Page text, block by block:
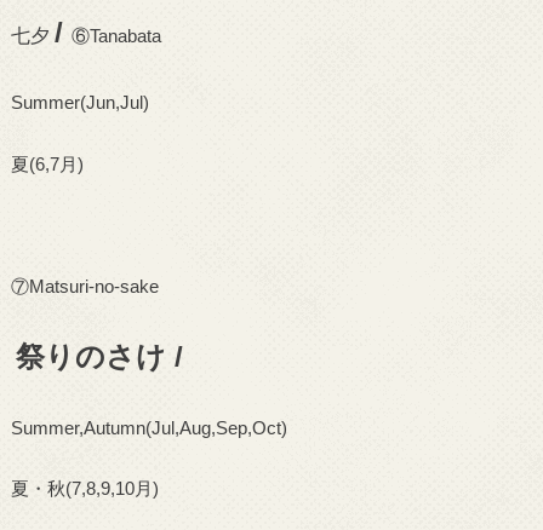
七夕 / ⑥Tanabata
Summer(Jun,Jul)
夏(6,7月)
⑦Matsuri-no-sake
祭りのさけ /
Summer,Autumn(Jul,Aug,Sep,Oct)
夏・秋(7,8,9,10月 )